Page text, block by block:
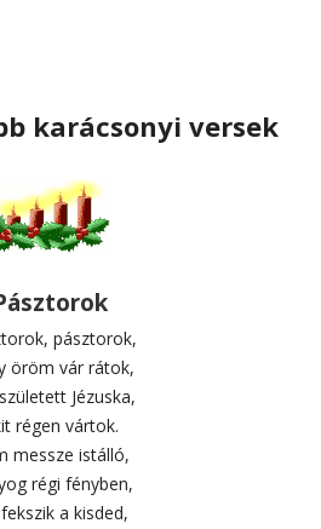
karácsonyi versek
pásztorok,
öröm vár rátok,
Jézuska,
régen vártok.
messze istálló,
régi fényben,
a kisded,